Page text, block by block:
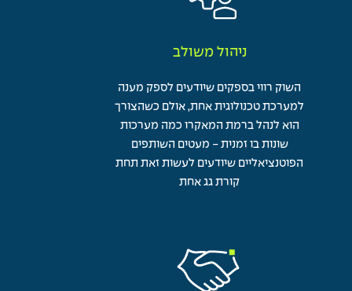
ניהול משולב
השוק רווי בספקים שיודעים לספק מענה
למערכת טכנולוגית אחת, אולם כשהצורך
הוא לנהל ברמת המאקרו כמה מערכות
שונות בו זמנית - מעטים השותפים
הפוטנציאליים שיודעים לעשות זאת תחת
קורת גג אחת